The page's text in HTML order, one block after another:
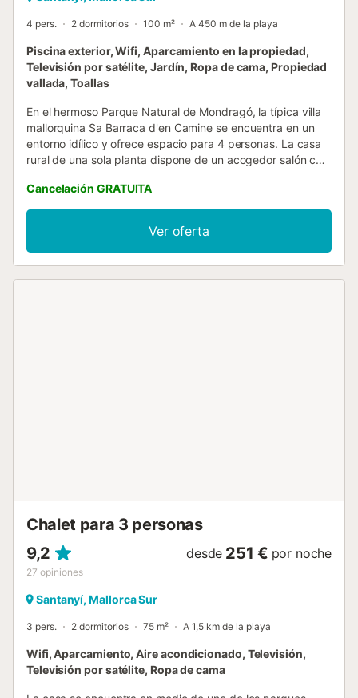
4 pers. 2 dormitorios 100 m² A 450 m de la playa
Piscina exterior, Wifi, Aparcamiento en la propiedad,
Televisión por satélite, Jardín, Ropa de cama, Propiedad
vallada, Toallas
En el hermoso Parque Natural de Mondragó, la típica villa
mallorquina Sa Barraca d'en Camine se encuentra en un
entorno idílico y ofrece espacio para 4 personas. La casa
rural de una sola planta dispone de un acogedor salón con
equipada, 2 dormitorios y un baño. También hay Wi-Fi, una
trona, una cuna y una plaza de aparcamiento en la
propiedad. Lo más destacado es el jardín rodeado de flora
mediterránea y a la sombra de los árboles. El mobiliario de
jardín, la barbacoa y la piscina proporcionan unas
Cancelación GRATUITA
Ver oferta
Chalet para 3 personas
9,2
27 opiniones
desde 251 € por noche
Santanyí, Mallorca Sur
3 pers. 2 dormitorios 75 m² A 1,5 km de la playa
Wifi, Aparcamiento, Aire acondicionado, Televisión,
Televisión por satélite, Ropa de cama